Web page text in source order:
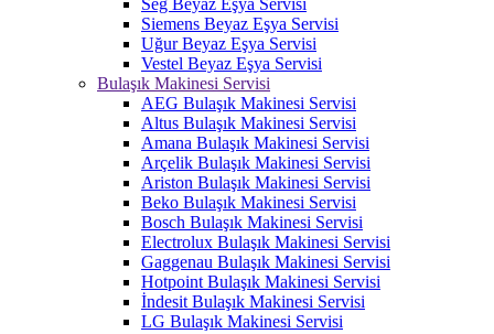
Seg Beyaz Eşya Servisi
Siemens Beyaz Eşya Servisi
Uğur Beyaz Eşya Servisi
Vestel Beyaz Eşya Servisi
Bulaşık Makinesi Servisi
AEG Bulaşık Makinesi Servisi
Altus Bulaşık Makinesi Servisi
Amana Bulaşık Makinesi Servisi
Arçelik Bulaşık Makinesi Servisi
Ariston Bulaşık Makinesi Servisi
Beko Bulaşık Makinesi Servisi
Bosch Bulaşık Makinesi Servisi
Electrolux Bulaşık Makinesi Servisi
Gaggenau Bulaşık Makinesi Servisi
Hotpoint Bulaşık Makinesi Servisi
İndesit Bulaşık Makinesi Servisi
LG Bulaşık Makinesi Servisi